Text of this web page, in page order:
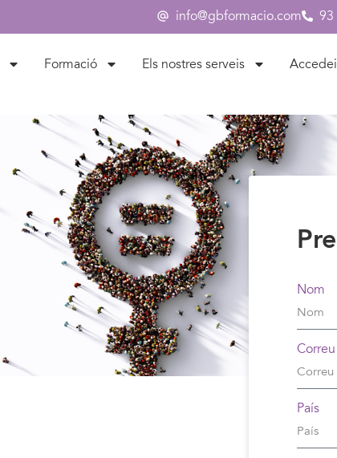
info@gbformacio.com 93
Formació Els nostres serveis
Nom
País